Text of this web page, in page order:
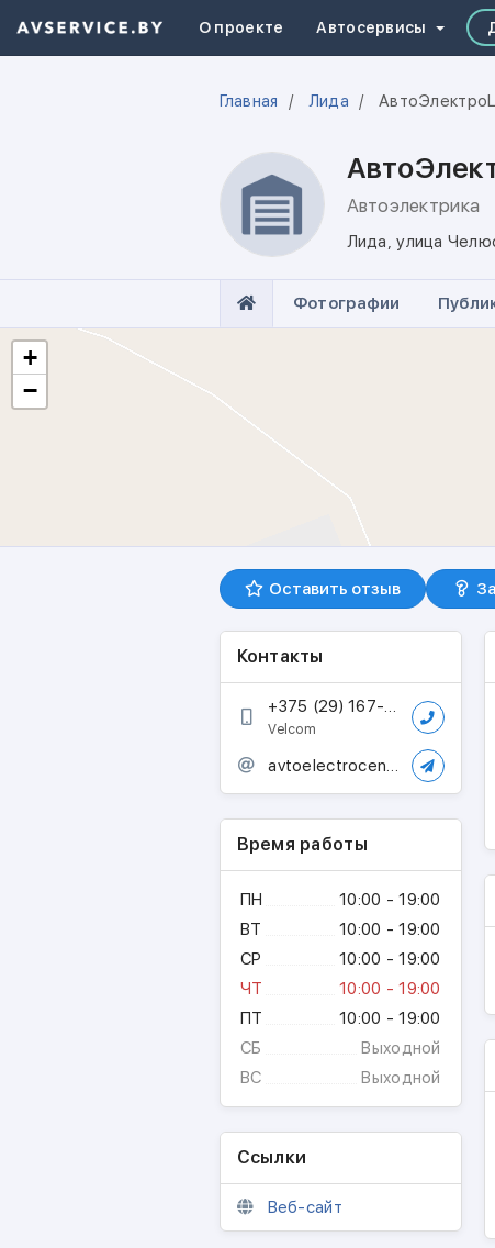
О проекте Автосервисы
Главная Лида
Автоэлектрика
Лида,улица
Фотографии
+
−
Оставить отзыв
Контакты
+375 (29) 167-58-87
Velcom
avtoelectrocenter@mail.ru
Время работы
ПН
10:00 - 19:00
ВТ
10:00 - 19:00
СР
10:00 - 19:00
ЧТ
10:00 - 19:00
ПТ
10:00 - 19:00
СБ
Выходной
ВС
Выходной
Ссылки
Веб-сайт